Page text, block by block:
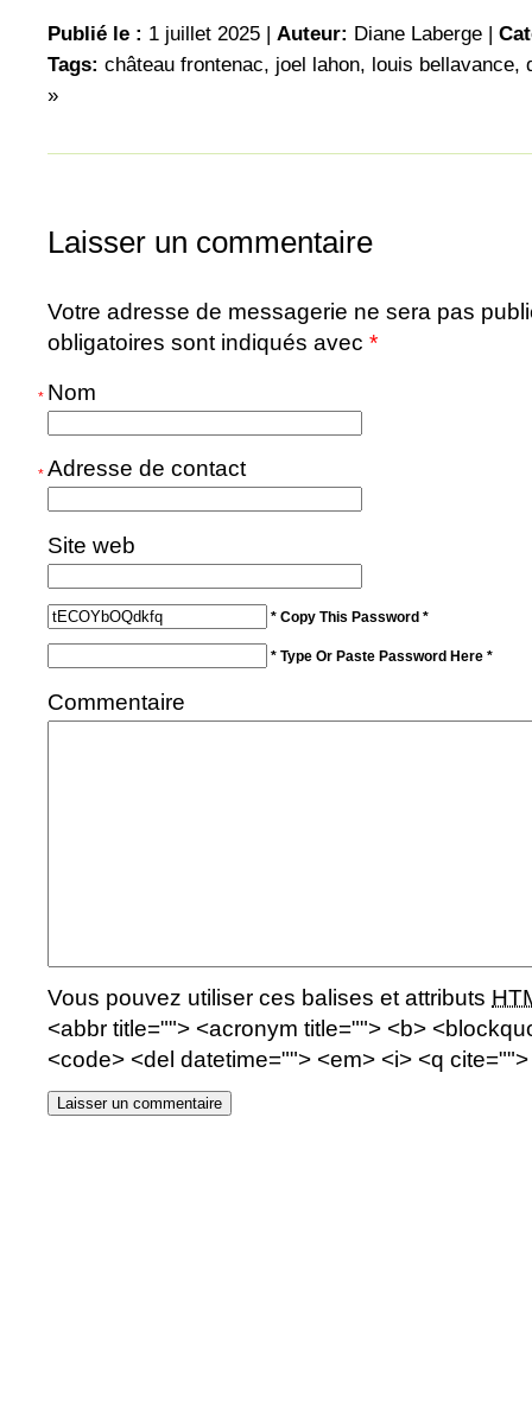
Publié le : 1 juillet 2025 | Auteur: Diane Laberge |
Tags: château frontenac, joel lahon, louis bellavance,
»
Laisser un commentaire
Votre adresse de messagerie ne sera pas
obligatoires sont indiqués avec *
Nom
*
Adresse de contact
*
Site web
* Copy This Password *
* Type Or Paste Password Here *
Commentaire
Vous pouvez utiliser ces balises et attributs
<abbr title=""> <acronym title=""> <b>
<code> <del datetime=""> <em> <i> <q